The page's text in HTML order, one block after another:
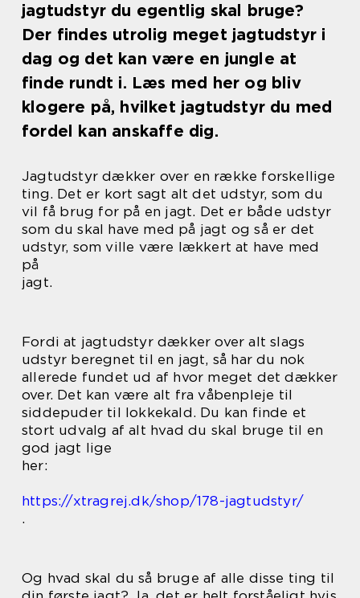
jagtudstyr du egentlig skal bruge?
Der findes utrolig meget jagtudstyr i
dag og det kan være en jungle at
finde rundt i. Læs med her og bliv
klogere på, hvilket jagtudstyr du med
fordel kan anskaffe dig.
Jagtudstyr dækker over en række forskellige
ting. Det er kort sagt alt det udstyr, som du
vil få brug for på en jagt. Det er både udstyr
som du skal have med på jagt og så er det
udstyr, som ville være lækkert at have med
på
jagt.
Fordi at jagtudstyr dækker over alt slags
udstyr beregnet til en jagt, så har du nok
allerede fundet ud af hvor meget det dækker
over. Det kan være alt fra våbenpleje til
siddepuder til lokkekald. Du kan finde et
stort udvalg af alt hvad du skal bruge til en
god jagt lige
her:
https://xtragrej.dk/shop/178-jagtudstyr/
.
Og hvad skal du så bruge af alle disse ting til